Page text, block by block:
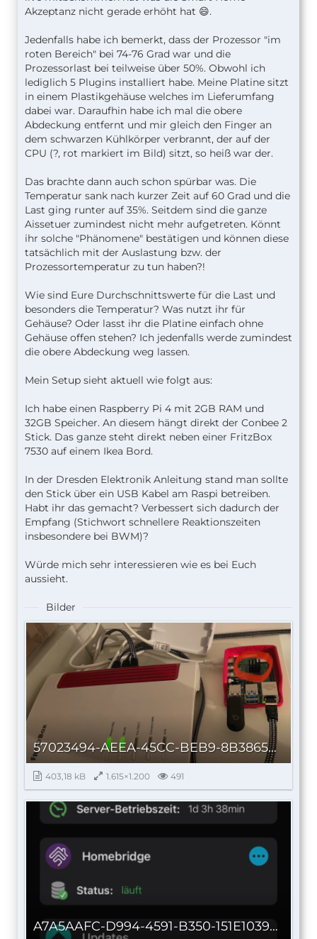
Akzeptanz nicht gerade erhöht hat 😄.
Jedenfalls habe ich bemerkt, dass der Prozessor "im
roten Bereich" bei 74-76 Grad war und die
Prozessorlast bei teilweise über 50%. Obwohl ich
lediglich 5 Plugins installiert habe. Meine Platine sitzt
in einem Plastikgehäuse welches im Lieferumfang
dabei war. Daraufhin habe ich mal die obere
Abdeckung entfernt und mir gleich den Finger an
dem schwarzen Kühlkörper verbrannt, der auf der
CPU (?, rot markiert im Bild) sitzt, so heiß war der.
Das brachte dann auch schon spürbar was. Die
Temperatur sank nach kurzer Zeit auf 60 Grad und die
Last ging runter auf 35%. Seitdem sind die ganze
Aissetuer zumindest nicht mehr aufgetreten. Könnt
ihr solche "Phänomene" bestätigen und können diese
tatsächlich mit der Auslastung bzw. der
Prozessortemperatur zu tun haben?!
Wie sind Eure Durchschnittswerte für die Last und
besonders die Temperatur? Was nutzt ihr für
Gehäuse? Oder lasst ihr die Platine einfach ohne
Gehäuse offen stehen? Ich jedenfalls werde zumindest
die obere Abdeckung weg lassen.
Mein Setup sieht aktuell wie folgt aus:
Ich habe einen Raspberry Pi 4 mit 2GB RAM und
32GB Speicher. An diesem hängt direkt der Conbee 2
Stick. Das ganze steht direkt neben einer FritzBox
7530 auf einem Ikea Bord.
In der Dresden Elektronik Anleitung stand man sollte
den Stick über ein USB Kabel am Raspi betreiben.
Habt ihr das gemacht? Verbessert sich dadurch der
Empfang (Stichwort schnellere Reaktionszeiten
insbesondere bei BWM)?
Würde mich sehr interessieren wie es bei Euch
aussieht.
Bilder
57023494-AEEA-45CC-BEB9-8B38658DAA66_autoscaled.jpg
403,18 kB 1.615×1.200 491
A7A5AAFC-D994-4591-B350-151E1039C004_autoscaled.jpg